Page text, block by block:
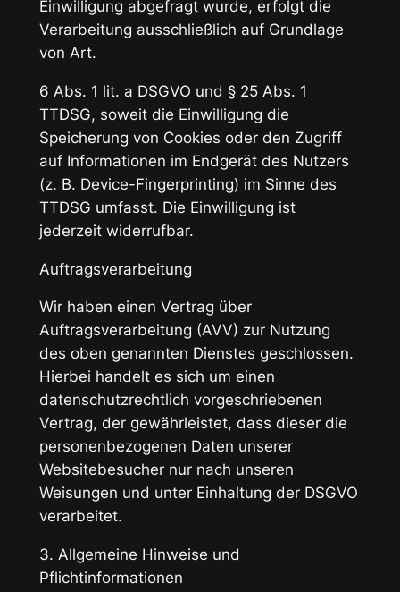
Einwilligung abgefragt wurde, erfolgt die
Verarbeitung ausschließlich auf Grundlage
von Art.
6 Abs. 1 lit. a DSGVO und § 25 Abs. 1
TTDSG, soweit die Einwilligung die
Speicherung von Cookies oder den Zugriff
auf Informationen im Endgerät des Nutzers
(z. B. Device-Fingerprinting) im Sinne des
TTDSG umfasst. Die Einwilligung ist
jederzeit widerrufbar.
Auftragsverarbeitung
Wir haben einen Vertrag über
Auftragsverarbeitung (AVV) zur Nutzung
des oben genannten Dienstes geschlossen.
Hierbei handelt es sich um einen
datenschutzrechtlich vorgeschriebenen
Vertrag, der gewährleistet, dass dieser die
personenbezogenen Daten unserer
Websitebesucher nur nach unseren
Weisungen und unter Einhaltung der DSGVO
verarbeitet.
3. Allgemeine Hinweise und
Pflichtinformationen